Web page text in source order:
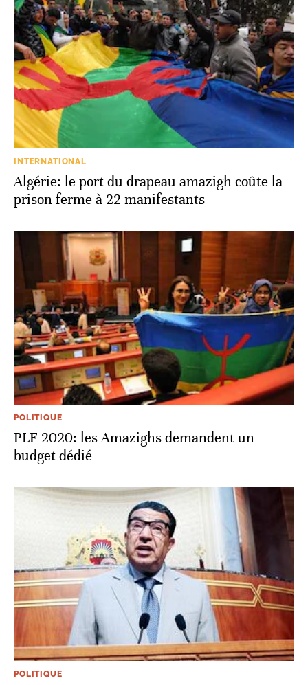
INTERNATIONAL
Algérie: le port du drapeau amazigh coûte la
prison ferme à 22 manifestants
POLITIQUE
PLF 2020: les Amazighs demandent un
budget dédié
POLITIQUE